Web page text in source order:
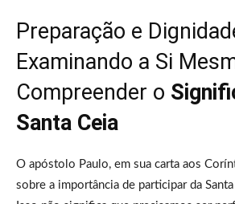
Preparação e
Examinando a Si
Compreender o
Santa Ceia
O apóstolo Paulo, em sua carta aos
sobre a importância de participar da